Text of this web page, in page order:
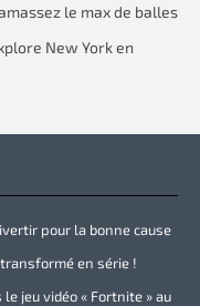
le max de balles
New York en
pour la bonne cause
en série !
jeu vidéo « Fortnite » au